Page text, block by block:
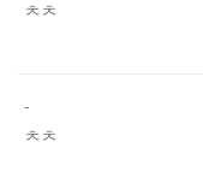
ㅊㅊ
-
ㅊㅊ